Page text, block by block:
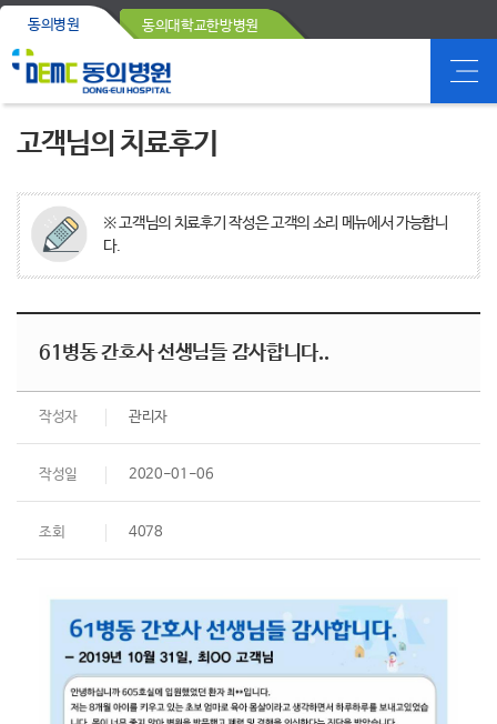
동의병원 동의대학교한방병원
고객님의 치료후기
※ 고객님의 치료후기 작성은 고객의 소리 메뉴에서 가능합니
다.
61병동 간호사 선생님들 감사합니다..
작성자 관리자
작성일 2020-01-06
조회 4078